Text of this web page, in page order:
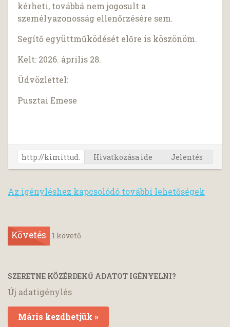
kérheti, továbbá nem jogosult a
személyazonosság ellenőrzésére sem.
Segítő együttműködését előre is köszönöm.
Kelt: 2026. április 28.
Üdvözlettel:
Pusztai Emese
Hivatkozása ide Jelentés
Az igényléshez kapcsolódó további lehetőségek
Követés 1 követő
SZERETNE KÖZÉRDEKŰ ADATOT IGÉNYELNI?
Új adatigénylés
Máris kezdhetjük »